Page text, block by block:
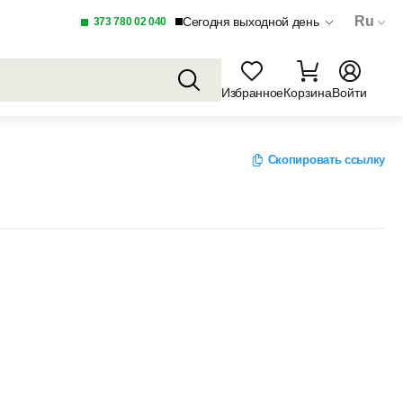
373 780 02 040 Сегодня выходной день Ru
ИзбранноеКорзинаВойти
Скопировать ссылку